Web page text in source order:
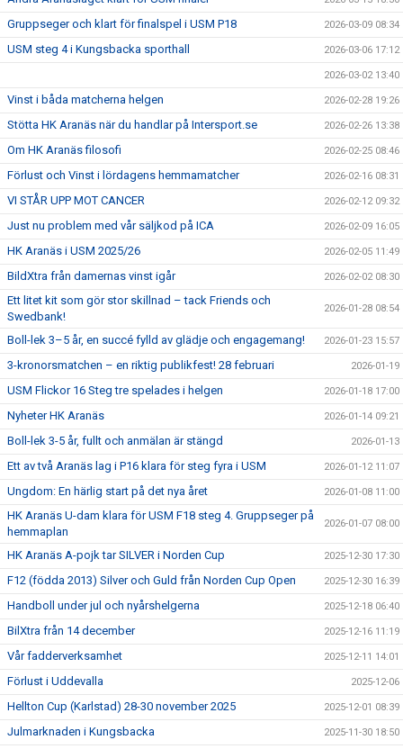
Gruppseger och klart för finalspel i USM P18 2026-03-09 08:34
USM steg 4 i Kungsbacka sporthall 2026-03-06 17:12
2026-03-02 13:40
Vinst i båda matcherna helgen 2026-02-28 19:26
Stötta HK Aranäs när du handlar på Intersport.se 2026-02-26 13:38
Om HK Aranäs filosofi 2026-02-25 08:46
Förlust och Vinst i lördagens hemmamatcher 2026-02-16 08:31
VI STÅR UPP MOT CANCER 2026-02-12 09:32
Just nu problem med vår säljkod på ICA 2026-02-09 16:05
HK Aranäs i USM 2025/26 2026-02-05 11:49
BildXtra från damernas vinst igår 2026-02-02 08:30
Ett litet kit som gör stor skillnad – tack Friends och
Swedbank!
2026-01-28 08:54
Boll-lek 3–5 år, en succé fylld av glädje och engagemang! 2026-01-23 15:57
3-kronorsmatchen – en riktig publikfest! 28 februari 2026-01-19
USM Flickor 16 Steg tre spelades i helgen 2026-01-18 17:00
Nyheter HK Aranäs 2026-01-14 09:21
Boll-lek 3-5 år, fullt och anmälan är stängd 2026-01-13
Ett av två Aranäs lag i P16 klara för steg fyra i USM 2026-01-12 11:07
Ungdom: En härlig start på det nya året 2026-01-08 11:00
HK Aranäs U-dam klara för USM F18 steg 4. Gruppseger på
hemmaplan
2026-01-07 08:00
HK Aranäs A-pojk tar SILVER i Norden Cup 2025-12-30 17:30
F12 (födda 2013) Silver och Guld från Norden Cup Open 2025-12-30 16:39
Handboll under jul och nyårshelgerna 2025-12-18 06:40
BilXtra från 14 december 2025-12-16 11:19
Vår fadderverksamhet 2025-12-11 14:01
Förlust i Uddevalla 2025-12-06
Hellton Cup (Karlstad) 28-30 november 2025 2025-12-01 08:39
Julmarknaden i Kungsbacka 2025-11-30 18:50